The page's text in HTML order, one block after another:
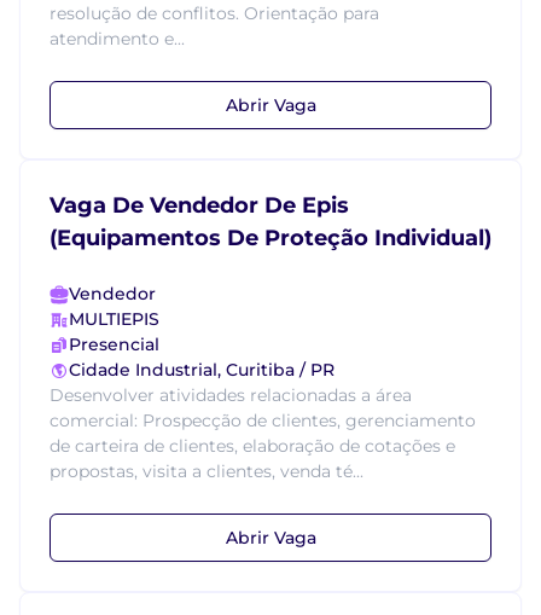
resolução de conflitos. Orientação para
atendimento e...
Abrir Vaga
Vaga De Vendedor De Epis
(Equipamentos De Proteção Individual)
Vendedor
MULTIEPIS
Presencial
Cidade Industrial, Curitiba / PR
Desenvolver atividades relacionadas a área
comercial: Prospecção de clientes, gerenciamento
de carteira de clientes, elaboração de cotações e
propostas, visita a clientes, venda té...
Abrir Vaga